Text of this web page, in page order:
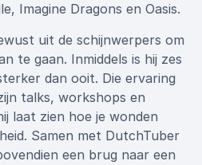
Imagine Dragons en Oasis.
uit de schijnwerpers om
te gaan. Inmiddels is hij zes
dan ooit. Die ervaring
talks, workshops en
laat zien hoe je wonden
Samen met DutchTuber
een brug naar een